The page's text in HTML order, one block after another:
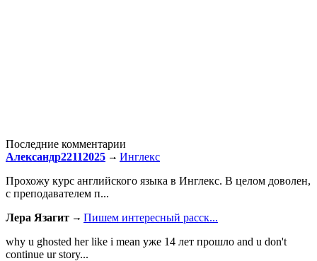
Последние комментарии
Александр22112025
Инглекс
Прохожу курс английского языка в Инглекс. В целом доволен,
с преподавателем п...
Лера Язагит
Пишем интересный расск...
why u ghosted her like i mean уже 14 лет прошло and u don't
continue ur story...